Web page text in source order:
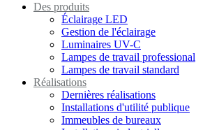
Des produits
Éclairage LED
Gestion de l'éclairage
Luminaires UV-C
Lampes de travail professional
Lampes de travail standard
Réalisations
Dernières réalisations
Installations d'utilité publique
Immeubles de bureaux